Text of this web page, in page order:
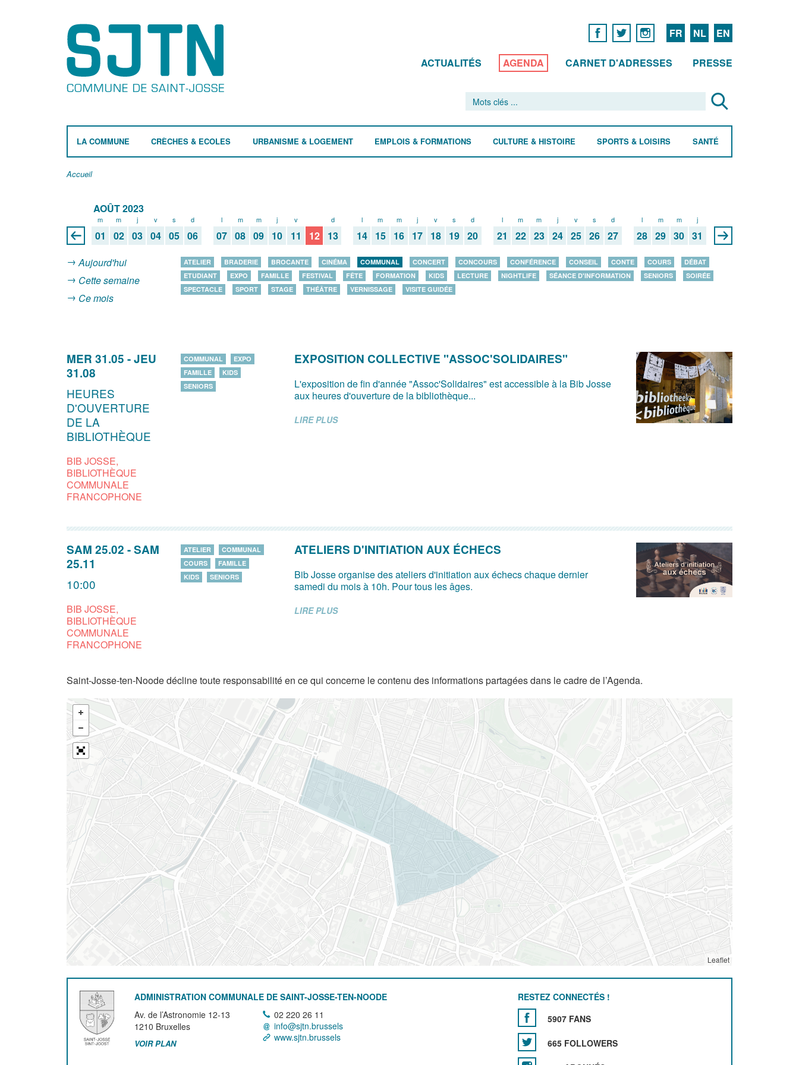
FR NL EN
ACTUALITÉS AGENDA CARNET D'ADRESSES PRESSE
LA COMMUNE CRÈCHES & ECOLES URBANISME & LOGEMENT EMPLOIS & FORMATIONS CULTURE & HISTOIRE SPORTS & LOISIRS SANTÉ
Accueil
AOÛT 2023
m
01
m
02
j
03
v
04
s
05
d
06
l
07
m
08
m
09
j
10
v
11 12
d
13
l
14
m
15
m
16
j
17
v
18
s
19
d
20
l
21
m
22
m
23
j
24
v
25
s
26
d
27
l
28
m
29
m
30
j
31
Aujourd'hui
Cette semaine
Ce mois
ATELIER BRADERIE BROCANTE CINÉMA COMMUNAL CONCERT CONCOURS CONFÉRENCE CONSEIL CONTE COURS
DÉBAT
ETUDIANT
EXPO FAMILLE FESTIVAL FÊTE FORMATION KIDS LECTURE NIGHTLIFE SÉANCE D'INFORMATION SENIORS
SOIRÉE
SPECTACLE
SPORT STAGE THÉÂTRE VERNISSAGE VISITE GUIDÉE
MER 31.05 -JEU
31.08
HEURES
D'OUVERTURE
DE LA
BIBLIOTHÈQUE
BIB JOSSE,
BIBLIOTHÈQUE
COMMUNALE
FRANCOPHONE
COMMUNAL
EXPO
FAMILLE
KIDS
SENIORS
EXPOSITION COLLECTIVE "ASSOC'SOLIDAIRES"
L'exposition de fin d'année "Assoc'Solidaires" est accessible à la Bib Josse
aux heures d'ouverture de la bibliothèque...
LIRE PLUS
SAM 25.02 -SAM
25.11
10:00
BIB JOSSE,
BIBLIOTHÈQUE
COMMUNALE
FRANCOPHONE
ATELIER
COMMUNAL
COURS
FAMILLE
KIDS
SENIORS
ATELIERS D'INITIATION AUX ÉCHECS
Bib Josse organise des ateliers d'initiation aux échecs chaque dernier
samedi du mois à 10h. Pour tous les âges.
LIRE PLUS
Saint-Josse-ten-Noode décline toute responsabilité en ce qui concerne le contenu des informations partagées dans le cadre de l’Agenda.
Leaflet
ADMINISTRATION COMMUNALE DE SAINT-JOSSE-TEN-NOODE
Av. de l’Astronomie 12-13
1210 Bruxelles
VOIR PLAN
02 220 26 11
info@sjtn.brussels
www.sjtn.brussels
RESTEZ CONNECTÉS !
5907 FANS
665 FOLLOWERS